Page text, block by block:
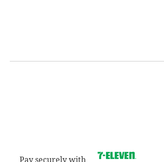
Pay securely with